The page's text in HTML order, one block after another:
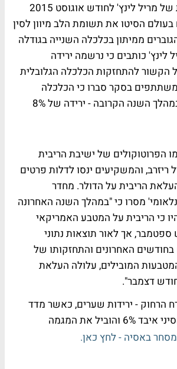
סקר מנהלי הקרנות של מריל לינץ' לחודש אוגוסט 2015
הסיטו את תשומת הלב מיוון לסין
ממיתון בכלכלה השנייה בגודלה
כותבים כי נרשמה ירידה
הקשור להתחזקות הכלכלה הגלובלית
רק 53% מהמשתתפים בסקר סברו כי הכלכלה
הגלובלית תתחזק במהלך השנה הקרובה - ירידה של 8%
הפרוטוקולים של ישיבת הריבית
והמשקיעים ינסו לדלות פרטים
הריבית על הדולר. מחדר
מסרו כי "במהלך השנה האחרונה
כי הריבית על המטבע האמריקאי
אך לאור תוצאות נתוני
האחרונים והתחזקותו של
המובילים, עלולה העלאת
דצמבר".
הרחוק - ירידות שערים, כאשר מדד
הסיני איבד 6% והוביל את המגמה
באסיה - לחץ כאן.